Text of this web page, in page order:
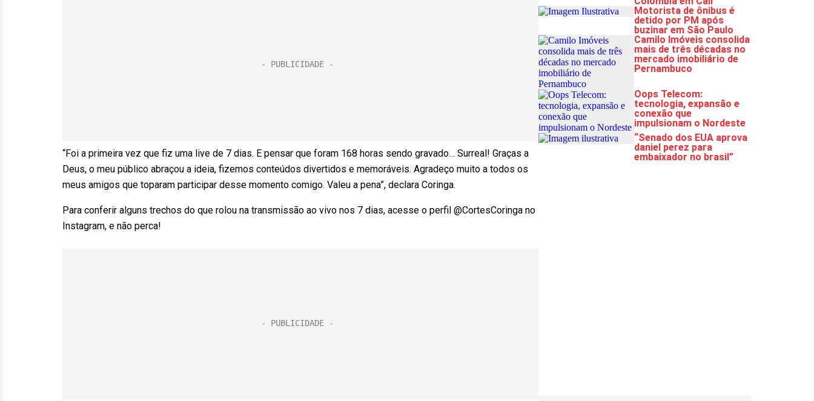
“Foi a primeira vez que fiz uma live de 7 dias. E pensar que foram 168 horas sendo gravado… Surreal! Graças a
Deus, o meu público abraçou a ideia, fizemos conteúdos divertidos e memoráveis. Agradeço muito a todos os
meus amigos que toparam participar desse momento comigo. Valeu a pena”, declara Coringa.
Para conferir alguns trechos do que rolou na transmissão ao vivo nos 7 dias, acesse o perfil @CortesCoringa no
Instagram, e não perca!